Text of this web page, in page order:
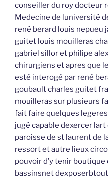
conseiller du roy docteur
Medecine de luniversité
rené berard louis nepueu
guitet louis mouilleras
gabriel sillor et philipe
chirurgiens et apres que
esté interogé par rené
goubault charles guitet
mouilleras sur plusieurs
fait faire quelques
jugé capable dexercer
paroisse de st laurent de
ressort et autre lieux
pouvoir d’y tenir boutique
bassinsnet